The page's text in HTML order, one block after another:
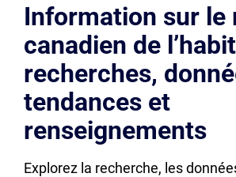
Information sur le
canadien de
recherches,
tendances et
renseignements
Explorez la recherche, les